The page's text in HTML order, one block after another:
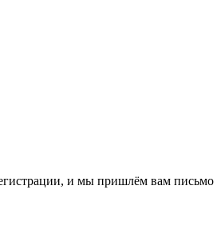
и мы пришлём вам письмо